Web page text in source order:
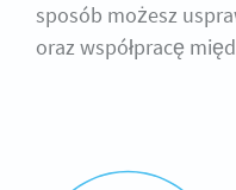
sposób możesz
oraz współpracę